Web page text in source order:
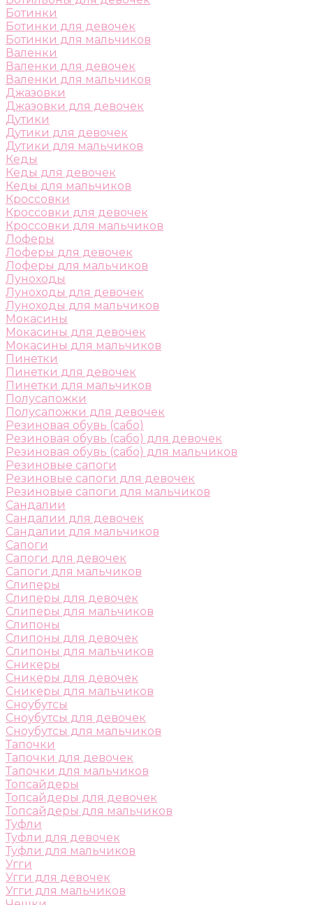
Ботинки
Ботинки для девочек
Ботинки для мальчиков
Валенки
Валенки для девочек
Валенки для мальчиков
Джазовки
Джазовки для девочек
Дутики
Дутики для девочек
Дутики для мальчиков
Кеды
Кеды для девочек
Кеды для мальчиков
Кроссовки
Кроссовки для девочек
Кроссовки для мальчиков
Лоферы
Лоферы для девочек
Лоферы для мальчиков
Луноходы
Луноходы для девочек
Луноходы для мальчиков
Мокасины
Мокасины для девочек
Мокасины для мальчиков
Пинетки
Пинетки для девочек
Пинетки для мальчиков
Полусапожки
Полусапожки для девочек
Резиновая обувь (сабо)
Резиновая обувь (сабо) для девочек
Резиновая обувь (сабо) для мальчиков
Резиновые сапоги
Резиновые сапоги для девочек
Резиновые сапоги для мальчиков
Сандалии
Сандалии для девочек
Сандалии для мальчиков
Сапоги
Сапоги для девочек
Сапоги для мальчиков
Слиперы
Слиперы для девочек
Слиперы для мальчиков
Слипоны
Слипоны для девочек
Слипоны для мальчиков
Сникеры
Сникеры для девочек
Сникеры для мальчиков
Сноубутсы
Сноубутсы для девочек
Сноубутсы для мальчиков
Тапочки
Тапочки для девочек
Тапочки для мальчиков
Топсайдеры
Топсайдеры для девочек
Топсайдеры для мальчиков
Туфли
Туфли для девочек
Туфли для мальчиков
Угги
Угги для девочек
Угги для мальчиков